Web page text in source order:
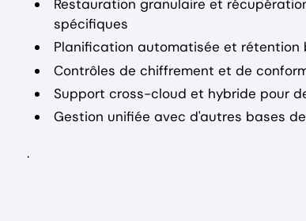
Restauration granulaire et
spécifiques
Planification automatisée et rétention
Contrôles de chiffrement et de
Support cross-cloud et hybride pour
Gestion unifiée avec d'autres bases
.